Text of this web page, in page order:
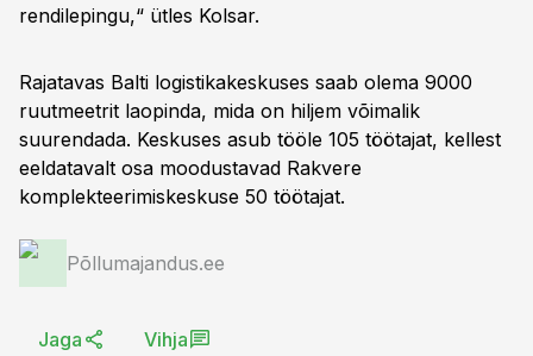
rendilepingu,“ ütles Kolsar.
Rajatavas Balti logistikakeskuses saab olema 9000
ruutmeetrit laopinda, mida on hiljem võimalik
suurendada. Keskuses asub tööle 105 töötajat, kellest
eeldatavalt osa moodustavad Rakvere
komplekteerimiskeskuse 50 töötajat.
Põllumajandus.ee
Jaga Vihja